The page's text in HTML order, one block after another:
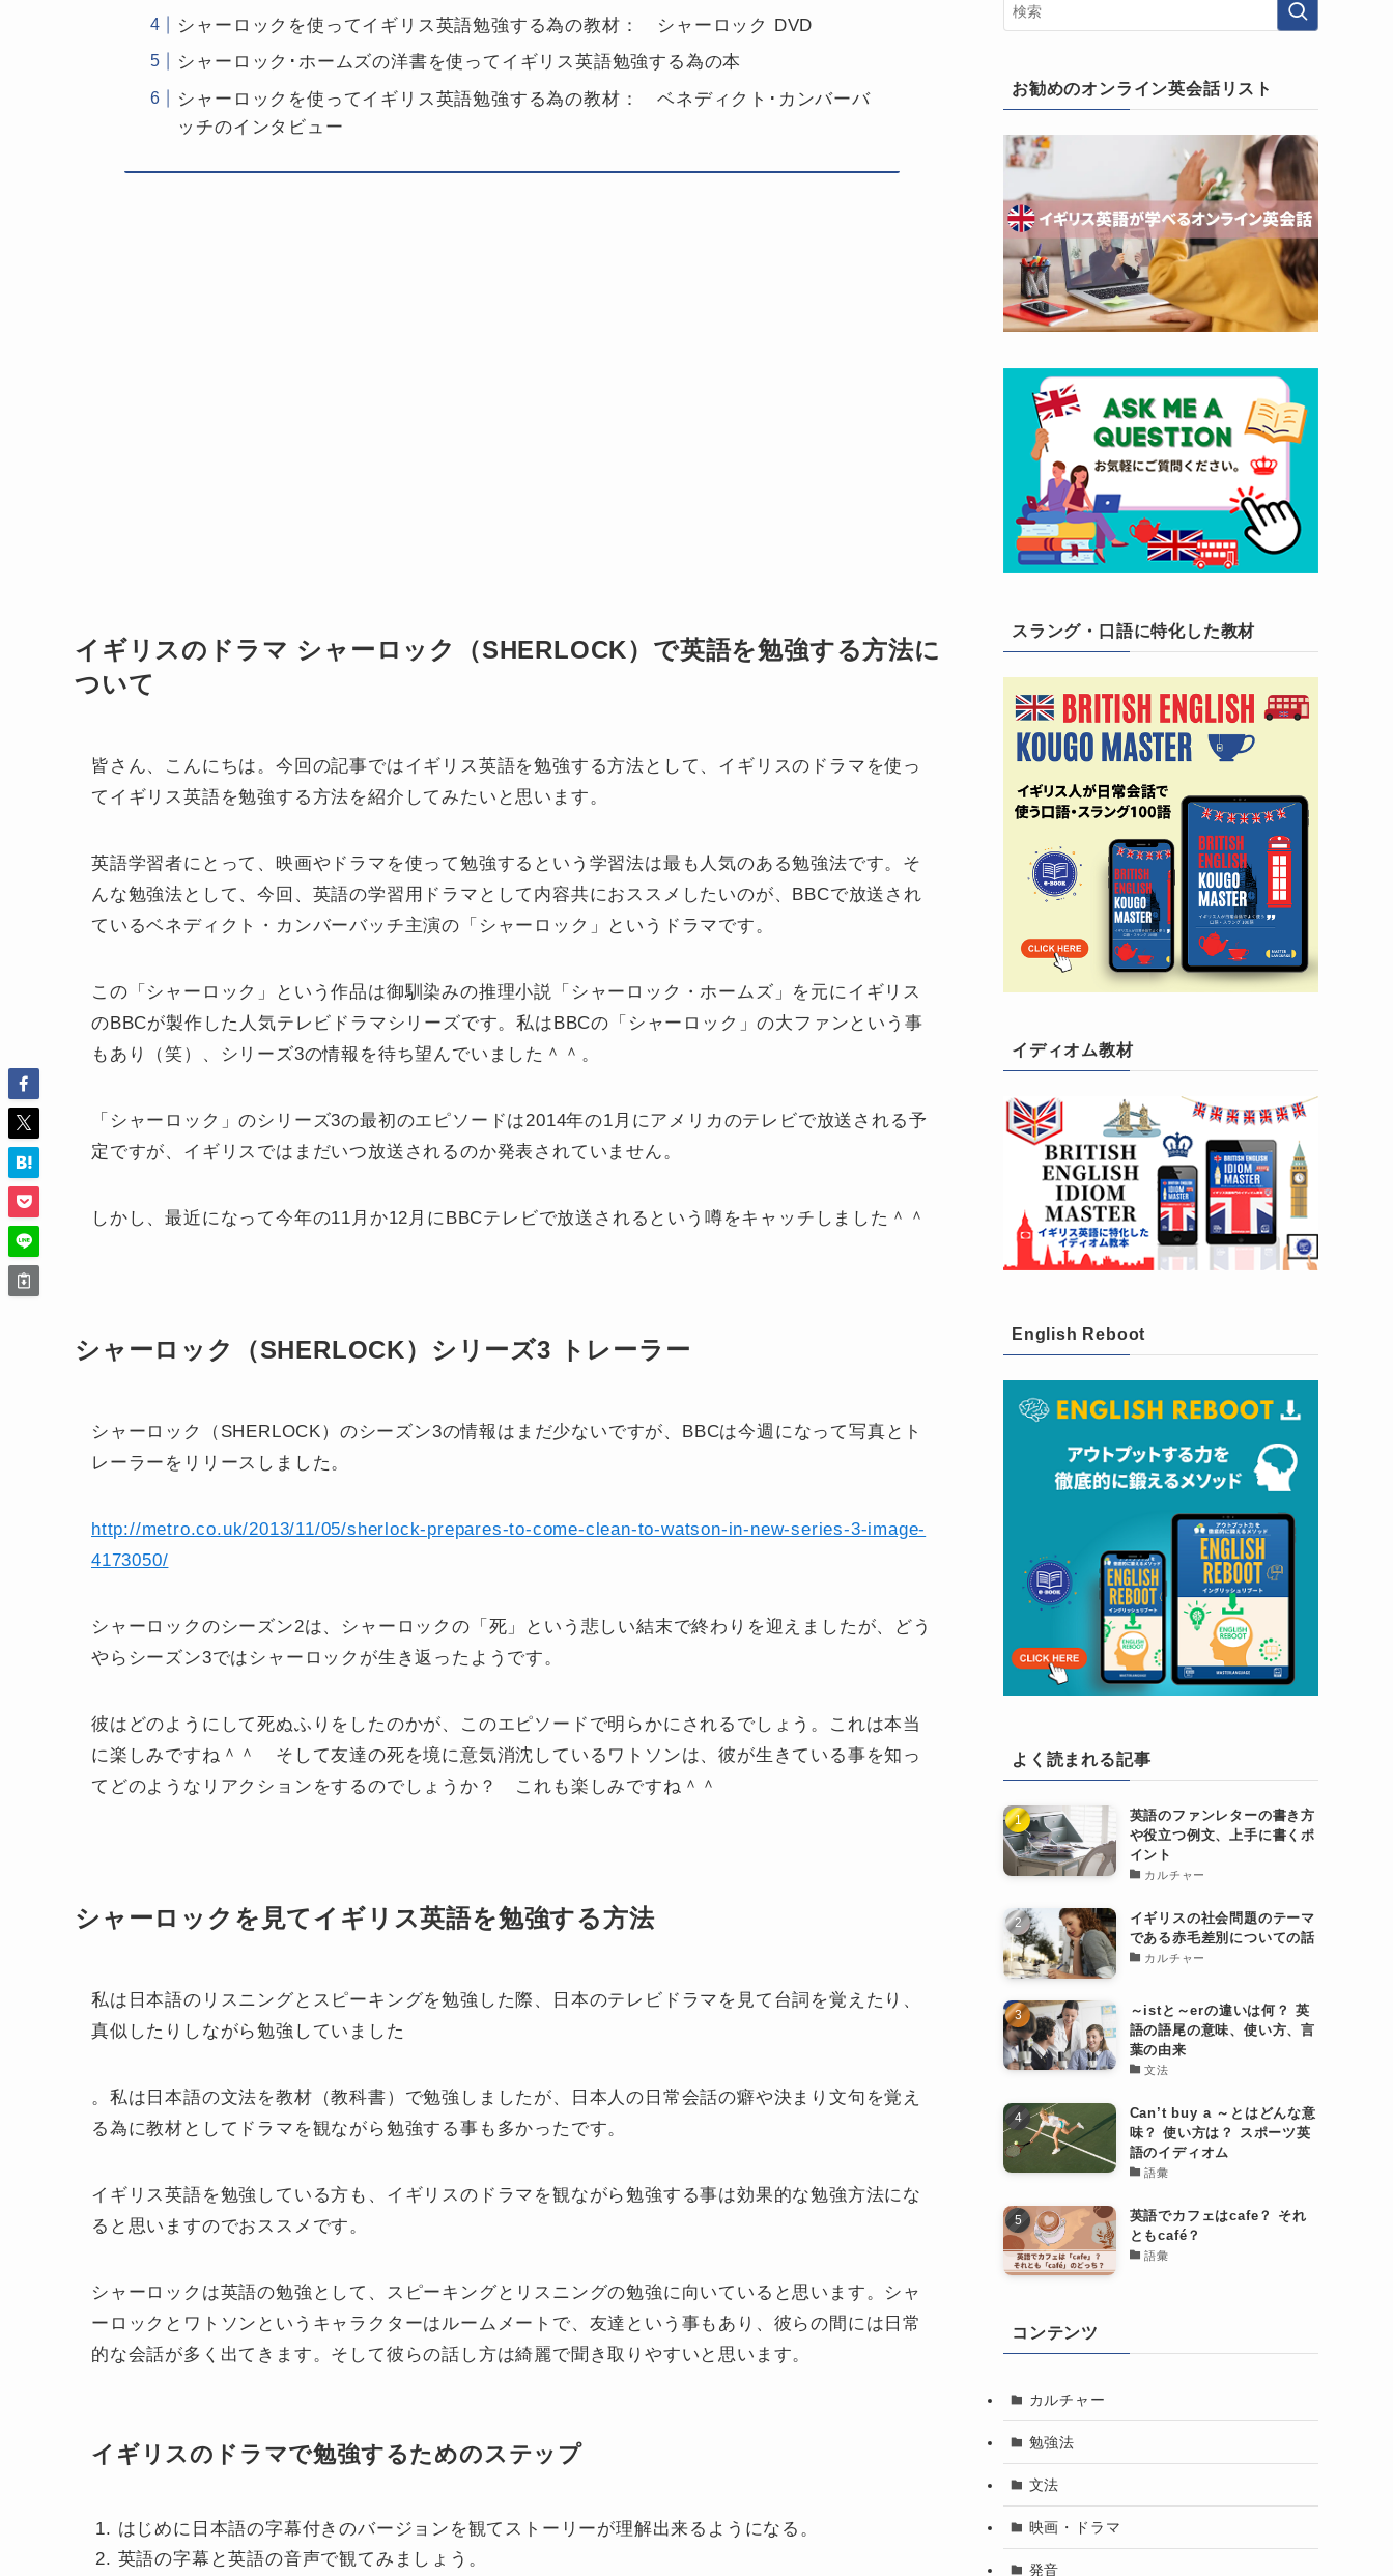
シャーロックを使ってイギリス英語勉強する為の教材： シャーロック DVD
シャーロック･ホームズの洋書を使ってイギリス英語勉強する為の本
シャーロックを使ってイギリス英語勉強する為の教材： ベネディクト･カンバーバ
ッチのインタビュー
イギリスのドラマ シャーロック（SHERLOCK）で英語を勉強する方法に
ついて
皆さん、こんにちは。今回の記事ではイギリス英語を勉強する方法として、イギリスのドラマを使っ
てイギリス英語を勉強する方法を紹介してみたいと思います。
英語学習者にとって、映画やドラマを使って勉強するという学習法は最も人気のある勉強法です。そ
んな勉強法として、今回、英語の学習用ドラマとして内容共におススメしたいのが、BBCで放送され
ているベネディクト・カンバーバッチ主演の「シャーロック」というドラマです。
この「シャーロック」という作品は御馴染みの推理小説「シャーロック・ホームズ」を元にイギリス
のBBCが製作した人気テレビドラマシリーズです。私はBBCの「シャーロック」の大ファンという事
もあり（笑）、シリーズ3の情報を待ち望んでいました＾＾。
「シャーロック」のシリーズ3の最初のエピソードは2014年の1月にアメリカのテレビで放送される予
定ですが、イギリスではまだいつ放送されるのか発表されていません。
しかし、最近になって今年の11月か12月にBBCテレビで放送されるという噂をキャッチしました＾＾
シャーロック（SHERLOCK）シリーズ3 トレーラー
シャーロック（SHERLOCK）のシーズン3の情報はまだ少ないですが、BBCは今週になって写真とト
レーラーをリリースしました。
http://metro.co.uk/2013/11/05/sherlock-prepares-to-come-clean-to-watson-in-new-series-3-image-
4173050/
シャーロックのシーズン2は、シャーロックの「死」という悲しい結末で終わりを迎えましたが、どう
やらシーズン3ではシャーロックが生き返ったようです。
彼はどのようにして死ぬふりをしたのかが、このエピソードで明らかにされるでしょう。これは本当
に楽しみですね＾＾ そして友達の死を境に意気消沈しているワトソンは、彼が生きている事を知っ
てどのようなリアクションをするのでしょうか？ これも楽しみですね＾＾
シャーロックを見てイギリス英語を勉強する方法
私は日本語のリスニングとスピーキングを勉強した際、日本のテレビドラマを見て台詞を覚えたり、
真似したりしながら勉強していました
。私は日本語の文法を教材（教科書）で勉強しましたが、日本人の日常会話の癖や決まり文句を覚え
る為に教材としてドラマを観ながら勉強する事も多かったです。
イギリス英語を勉強している方も、イギリスのドラマを観ながら勉強する事は効果的な勉強方法にな
ると思いますのでおススメです。
シャーロックは英語の勉強として、スピーキングとリスニングの勉強に向いていると思います。シャ
ーロックとワトソンというキャラクターはルームメートで、友達という事もあり、彼らの間には日常
的な会話が多く出てきます。そして彼らの話し方は綺麗で聞き取りやすいと思います。
イギリスのドラマで勉強するためのステップ
はじめに日本語の字幕付きのバージョンを観てストーリーが理解出来るようになる。
英語の字幕と英語の音声で観てみましょう。
お勧めのオンライン英会話リスト
スラング・口語に特化した教材
イディオム教材
English Reboot
よく読まれる記事
英語のファンレターの書き方
や役立つ例文、上手に書くポ
イント
カルチャー
イギリスの社会問題のテーマ
である赤毛差別についての話
カルチャー
～istと～erの違いは何？ 英
語の語尾の意味、使い方、言
葉の由来
文法
Can’t buy a ～とはどんな意
味？ 使い方は？ スポーツ英
語のイディオム
語彙
英語でカフェはcafe？ それ
ともcafé？
語彙
コンテンツ
カルチャー
勉強法
文法
映画・ドラマ
発音